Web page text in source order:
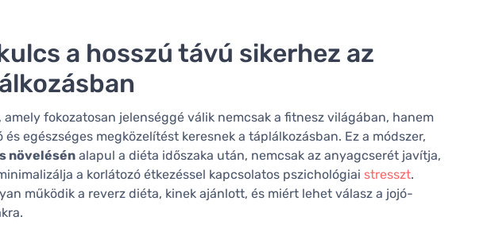
a hosszú távú sikerhez az
fokozatosan jelenséggé válik nemcsak a fitnesz világában, hanem
egészséges megközelítést keresnek a táplálkozásban. Ez a módszer,
növelésén alapul a diéta időszaka után, nemcsak az anyagcserét javítja,
a korlátozó étkezéssel kapcsolatos pszichológiai stresszt.
működik a reverz diéta, kinek ajánlott, és miért lehet válasz a jojó-